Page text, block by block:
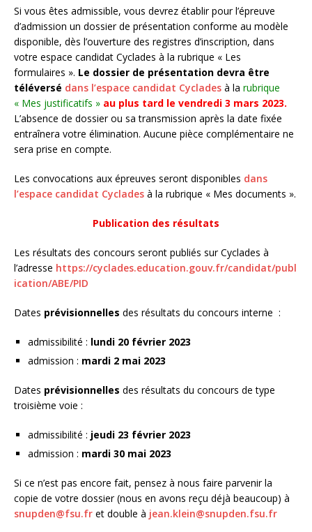
Si vous êtes admissible, vous devrez établir pour l’épreuve
d’admission un dossier de présentation conforme au modèle
disponible, dès l’ouverture des registres d’inscription, dans
votre espace candidat Cyclades à la rubrique « Les
formulaires ». Le dossier de présentation devra être
téléversé dans l’espace candidat Cyclades à la rubrique
« Mes justificatifs » au plus tard le vendredi 3 mars 2023.
L’absence de dossier ou sa transmission après la date fixée
entraînera votre élimination. Aucune pièce complémentaire ne
sera prise en compte.
Les convocations aux épreuves seront disponibles dans
l’espace candidat Cyclades à la rubrique « Mes documents ».
Publication des résultats
Les résultats des concours seront publiés sur Cyclades à
l’adresse https://cyclades.education.gouv.fr/candidat/publ
ication/ABE/PID
Dates prévisionnelles des résultats du concours interne :
admissibilité : lundi 20 février 2023
admission : mardi 2 mai 2023
Dates prévisionnelles des résultats du concours de type
troisième voie :
admissibilité : jeudi 23 février 2023
admission : mardi 30 mai 2023
Si ce n’est pas encore fait, pensez à nous faire parvenir la
copie de votre dossier (nous en avons reçu déjà beaucoup) à
snupden@fsu.fr et double à jean.klein@snupden.fsu.fr